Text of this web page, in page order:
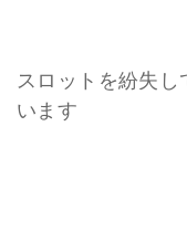
スロットを紛失
います